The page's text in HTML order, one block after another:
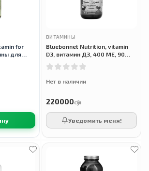
for
для
ВИТАМИНЫ
Bluebonnet Nutrition, vitamin
D3, витамин Д3, 400 МЕ, 90
Нет в наличии
220000сӯм
Уведомить меня!